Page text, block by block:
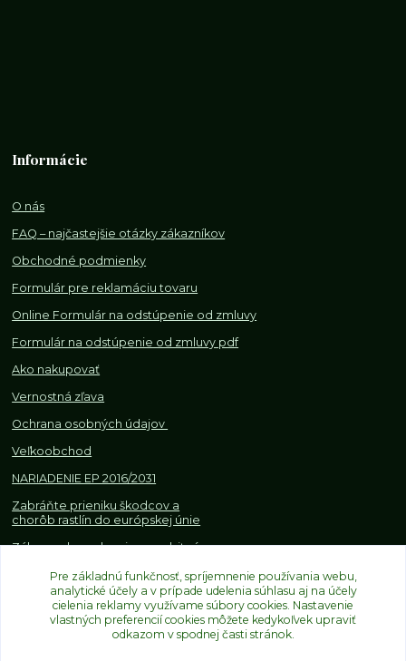
Informácie
O nás
FAQ – najčastejšie otázky zákazníkov
Obchodné podmienky
Formulár pre reklamáciu tovaru
Online Formulár na odstúpenie od zmluvy
Formulár na odstúpenie od zmluvy pdf
Ako nakupovať
Vernostná zľava
Ochrana osobných údajov
Veľkoobchod
NARIADENIE EP 2016/2031
Zabráňte prieniku škodcov a
chorôb rastlín do európskej únie
Zákazy, obmedzenia a osobitné
obchodovaní s rastlinami
Pre základnú funkčnosť, spríjemnenie používania webu,
analytické účely a v prípade udelenia súhlasu aj na účely
cielenia reklamy využívame súbory cookies. Nastavenie
vlastných preferencií cookies môžete kedykoľvek upraviť
odkazom v spodnej časti stránok.